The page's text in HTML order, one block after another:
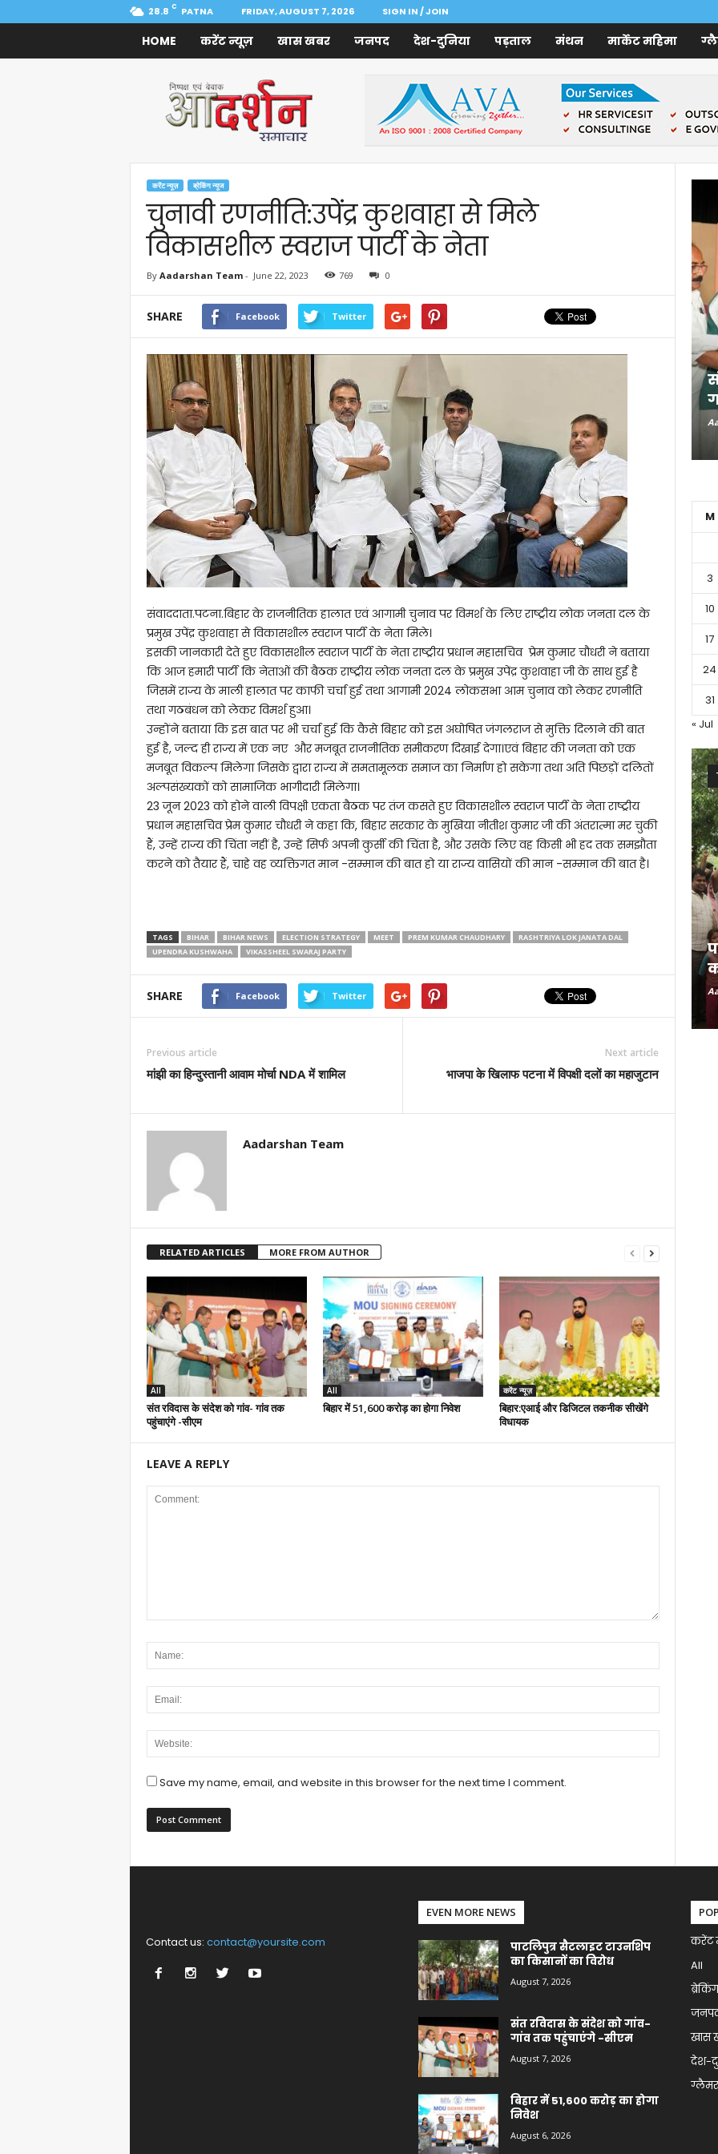
28.8 C PATNA FRIDAY, AUGUST 7, 2026 SIGN IN / JOIN
HOME करेंट न्यूज़ खास खबर जनपद देश-दुनिया पड़ताल मंथन मार्केट महिमा
Samachar
करेंट न्यूज़ ब्रेकिंग न्यूज
चुनावी रणनीति:उपेंद्र कुशवाहा से मिले
विकासशील स्वराज पार्टी के नेता
By Aadarshan Team- June 22, 2023 769 0
SHARE Facebook Twitter
संवाददाता.पटना.बिहार के राजनीतिक हालात एवं आगामी चुनाव पर विमर्श के लिए राष्ट्रीय लोक जनता दल के
प्रमुख उपेंद्र कुशवाहा से विकासशील स्वराज पार्टी के नेता मिले।
इसकी जानकारी देते हुए विकासशील स्वराज पार्टी के नेता राष्ट्रीय प्रधान महासचिव प्रेम कुमार चौधरी ने बताया
कि आज हमारी पार्टी कि नेताओं की बैठक राष्ट्रीय लोक जनता दल के प्रमुख उपेंद्र कुशवाहा जी के साथ हुई है
जिसमें राज्य के माली हालात पर काफी चर्चा हुई तथा आगामी 2024 लोकसभा आम चुनाव को लेकर रणनीति
तथा गठबंधन को लेकर विमर्श हुआ।
उन्होंने बताया कि इस बात पर भी चर्चा हुई कि कैसे बिहार को इस अघोषित जंगलराज से मुक्ति दिलाने की बात
हुई है, जल्द ही राज्य में एक नए और मजबूत राजनीतिक समीकरण दिखाई देगा।एवं बिहार की जनता को एक
मजबूत विकल्प मिलेगा जिसके द्वारा राज्य में समतामूलक समाज का निर्माण हो सकेगा तथा अति पिछड़ों दलितों
अल्पसंख्यकों को सामाजिक भागीदारी मिलेगा।
23 जून 2023 को होने वाली विपक्षी एकता बैठक पर तंज कसते हुए विकासशील स्वराज पार्टी के नेता राष्ट्रीय
प्रधान महासचिव प्रेम कुमार चौधरी ने कहा कि, बिहार सरकार के मुखिया नीतीश कुमार जी की अंतरात्मा मर चुकी
हैं, उन्हें राज्य की चिंता नहीं है, उन्हें सिर्फ अपनी कुर्सी की चिंता है, और उसके लिए वह किसी भी हद तक समझौता
करने को तैयार हैं, चाहे वह व्यक्तिगत मान -सम्मान की बात हो या राज्य वासियों की मान -सम्मान की बात है।
TAGS BIHAR BIHAR NEWS ELECTION STRATEGY MEET PREM KUMAR CHAUDHARY
RASHTRIYA LOK JANATA DAL
UPENDRA KUSHWAHA
VIKASSHEEL SWARAJ PARTY
SHARE Facebook Twitter
Previous article
मांझी का हिन्दुस्तानी आवाम मोर्चा NDA में शामिल
Next article
भाजपा के खिलाफ पटना में विपक्षी दलों का महाजुटान
Aadarshan Team
RELATED ARTICLES MORE FROM AUTHOR
All
संत रविदास के संदेश को गांव- गांव तक
पहुंचाएंगे -सीएम
All
बिहार में 51,600 करोड़ का होगा निवेश
करेंट न्यूज़
बिहार:एआई और डिजिटल तकनीक सीखेंगे
विधायक
LEAVE A REPLY
Save my name, email, and website in this browser for the next time I comment.
M
3
10
17
24
31
« Jul
Contact us: contact@yoursite.com
EVEN MORE NEWS
पाटलिपुत्र सैटलाइट टाउनशिप
का किसानों का विरोध
August 7, 2026
संत रविदास के संदेश को गांव-
गांव तक पहुंचाएंगे -सीएम
August 7, 2026
बिहार में 51,600 करोड़ का होगा
निवेश
August 6, 2026
करेंट
All
खास
देश-
ग्लैमर